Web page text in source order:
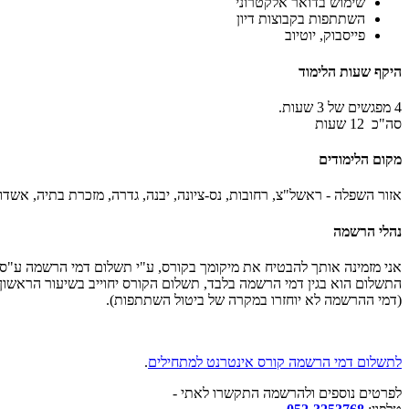
השתתפות בקבוצות דיון
פייסבוק, יוטיוב
היקף שעות הלימוד
4 מפגשים של 3 שעות.
סה"כ 12 שעות
מקום הלימודים
אזור השפלה - ראשל"צ, רחובות, נס-ציונה, יבנה, גדרה, מזכרת בתיה,
נהלי הרשמה
אני מזמינה אותך להבטיח את מיקומך בקורס, ע"י תשלום דמי הרשמה ע"ס 100
התשלום הוא בגין דמי הרשמה בלבד, תשלום הקורס יחוייב בשיעור
(דמי ההרשמה לא יוחזרו במקרה של ביטול השתתפות).
לתשלום דמי הרשמה קורס אינטרנט למתחילים.
לפרטים נוספים ולהרשמה התקשרו לאתי -